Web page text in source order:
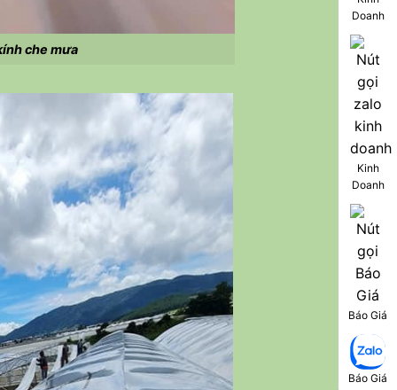
che mưa
Doanh
Kinh
Doanh
Báo Giá
Báo Giá